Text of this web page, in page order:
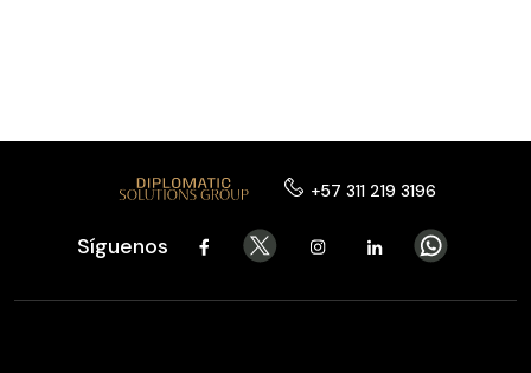
+57 311 219 3196
Síguenos